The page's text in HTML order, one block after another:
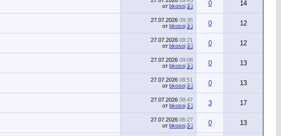
от bkosoj 0 14
27.07.2026 09:35
от bkosoj 0 12
27.07.2026 09:21
от bkosoj 0 12
27.07.2026 09:08
от bkosoj 0 13
27.07.2026 08:51
от bkosoj 0 13
27.07.2026 08:47
от bkosoj 3 17
27.07.2026 06:27
от bkosoj 0 13